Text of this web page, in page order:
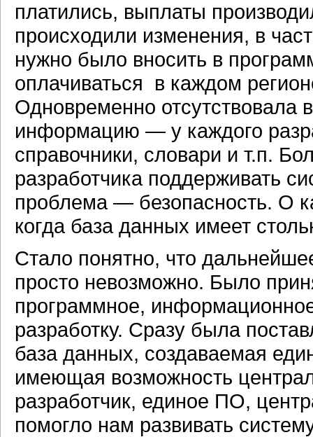
платились, выплаты
происходили изменения, в
нужно было вносить в
оплачиваться в каждом
Одновременно отсутствовала
информацию — у каждого
справочники, словари и т.п.
разработчика поддерживать
проблема — безопасность. О
когда база данных имеет
Стало понятно, что
просто невозможно. Было
программное,
разработку. Сразу была
база данных, создаваемая
имеющая возможность
разработчик, единое ПО,
помогло нам развивать